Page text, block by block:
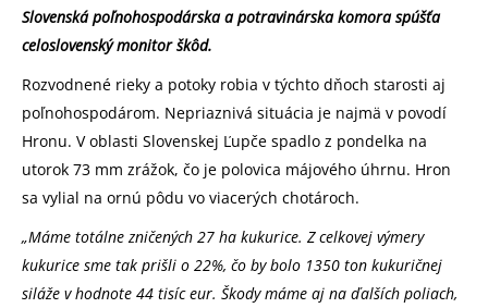
Slovenská poľnohospodárska a potravinárska komora spúšťa
celoslovenský monitor škôd.
Rozvodnené rieky a potoky robia v týchto dňoch starosti aj
poľnohospodárom. Nepriaznivá situácia je najmä v povodí
Hronu. V oblasti Slovenskej Ľupče spadlo z pondelka na
utorok 73 mm zrážok, čo je polovica májového úhrnu. Hron
sa vylial na ornú pôdu vo viacerých chotároch.
„Máme totálne zničených 27 ha kukurice. Z celkovej výmery
kukurice sme tak prišli o 22%, čo by bolo 1350 ton kukuričnej
siláže v hodnote 44 tisíc eur. Škody máme aj na ďalších poliach,